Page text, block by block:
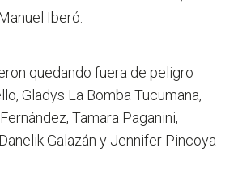
Iberó.
quedando fuera de peligro
Gladys La Bomba Tucumana,
Tamara Paganini,
Galazán y Jennifer Pincoya